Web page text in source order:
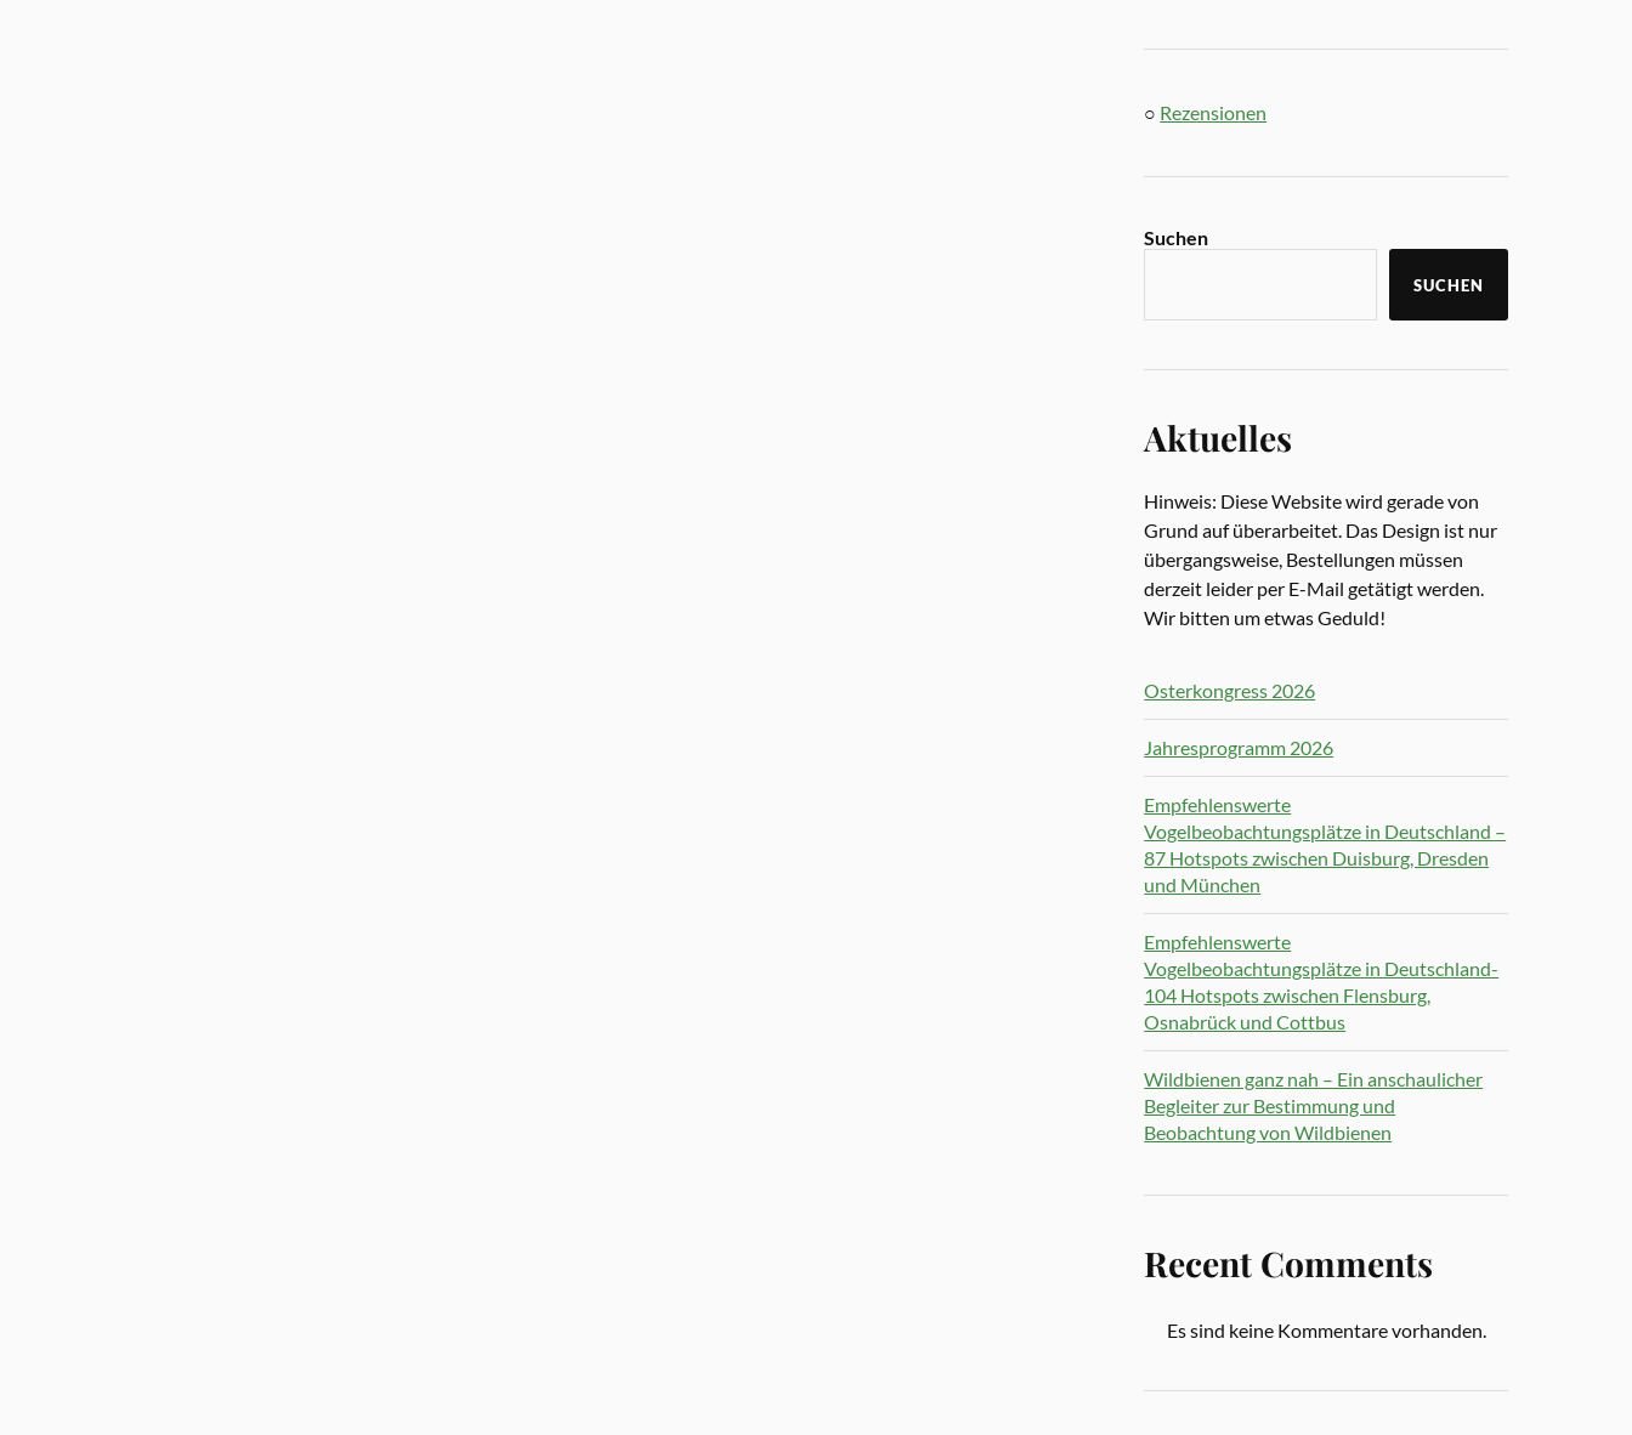
○ Rezensionen
Suchen
SUCHEN
Aktuelles
Hinweis: Diese Website wird gerade von
Grund auf überarbeitet. Das Design ist nur
übergangsweise, Bestellungen müssen
derzeit leider per E-Mail getätigt werden.
Wir bitten um etwas Geduld!
Osterkongress 2026
Jahresprogramm 2026
Empfehlenswerte
Vogelbeobachtungsplätze in Deutschland –
87 Hotspots zwischen Duisburg, Dresden
und München
Empfehlenswerte
Vogelbeobachtungsplätze in Deutschland-
104 Hotspots zwischen Flensburg,
Osnabrück und Cottbus
Wildbienen ganz nah – Ein anschaulicher
Begleiter zur Bestimmung und
Beobachtung von Wildbienen
Recent Comments
Es sind keine Kommentare vorhanden.